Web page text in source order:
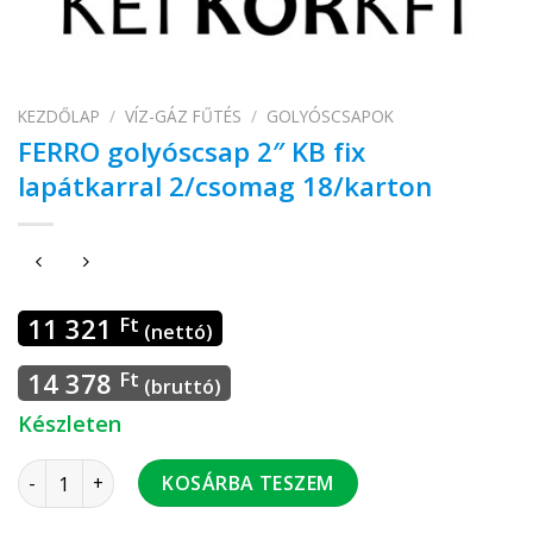
KEZDŐLAP / VÍZ-GÁZ FŰTÉS / GOLYÓSCSAPOK
FERRO golyóscsap 2″ KB fix
lapátkarral 2/csomag 18/karton
11 321 Ft (nettó)
14 378 Ft (bruttó)
Készleten
FERRO golyóscsap 2" KB fix lapátkarral 2/csomag 18/karton
KOSÁRBA TESZEM